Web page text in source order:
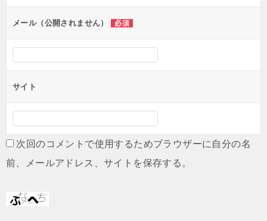
ンメール（公開されません） 必須
サイト
次回のコメントで使用するためブラウザーに自分の名
前、メールアドレス、サイトを保存する。